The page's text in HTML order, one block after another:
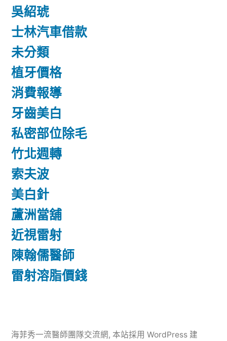
吳紹琥
士林汽車借款
未分類
植牙價格
消費報導
牙齒美白
私密部位除毛
竹北週轉
索夫波
美白針
蘆洲當舖
近視雷射
陳翰儒醫師
雷射溶脂價錢
海菲秀一流醫師團隊交流網, 本站採用 WordPress 建